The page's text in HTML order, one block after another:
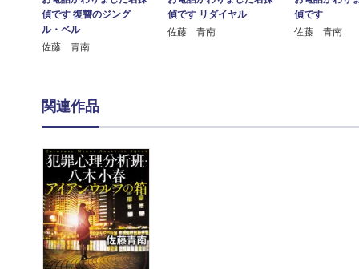
偵です 復讐のジング
ル・ベル
佐藤 青南
偵です リダイヤル
佐藤 青南
偵です
佐藤 青南
関連作品